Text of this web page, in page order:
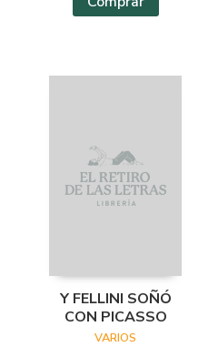
Y FELLINI SOÑÓ
CON PICASSO
VARIOS